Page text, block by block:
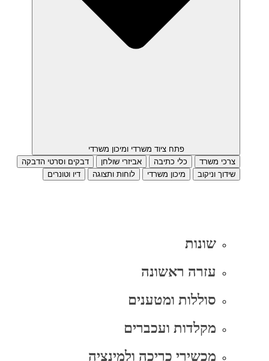
פתח ציוד משרדי ומיכון משרדי
צרכי משרד
כלי כתיבה אביזרי שולחן
דבקים וסרטי הדבקה
שידוך וניקוב
מיכון משרדי לוחות ותצוגה דיו וטונרים
שונות
עזרה ראשונה
סוללות ומטענים
מקלדות ועכברים
מכשירי כריכה ולמינציה